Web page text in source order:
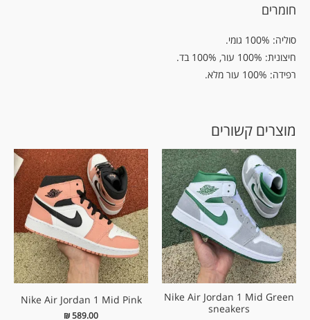
חומרים
סוליה: 100% גומי.
חיצונית: 100% עור, 100% בד.
רפידה: 100% עור מלא.
מוצרים קשורים
Nike Air Jordan 1 Mid Green
sneakers
Nike Air Jordan 1 Mid Pink
₪589.00